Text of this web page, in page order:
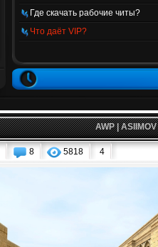
Где скачать рабочие читы?
Что даёт VIP?
AWP | ASIIMOV
8 5818 4